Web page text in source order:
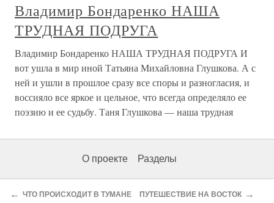
Владимир Бондаренко НАША
ТРУДНАЯ ПОДРУГА
Владимир Бондаренко НАША ТРУДНАЯ ПОДРУГА И
вот ушла в мир иной Татьяна Михайловна Глушкова. А с
ней и ушли в прошлое сразу все споры и разногласия, и
воссияло все яркое и цельное, что всегда определяло ее
поэзию и ее судьбу. Таня Глушкова — наша трудная
О проекте Разделы
← ЧТО ПРОИСХОДИТ В ТУМАНЕ ПУТЕШЕСТВИЕ НА ВОСТОК →